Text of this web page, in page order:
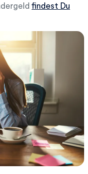
findest Du